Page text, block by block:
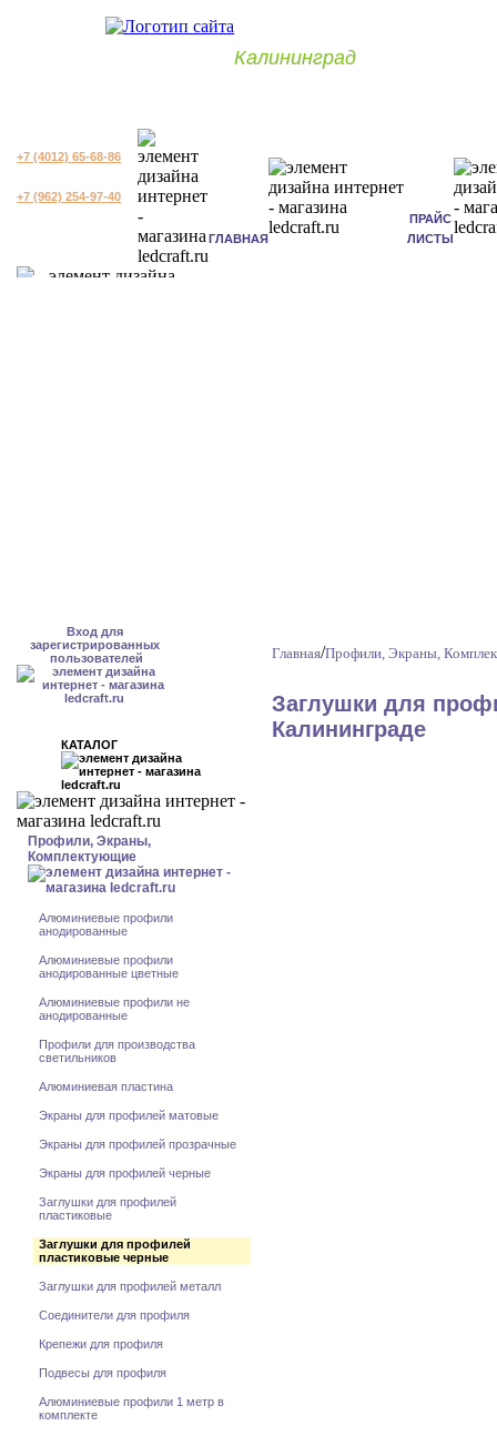
Калининград
+7 (4012) 65-68-86
+7 (962) 254-97-40
ГЛАВНАЯ
ПРАЙС
ЛИСТЫ
Вход для
зарегистрированных
пользователей
КАТАЛОГ
Профили, Экраны,
Комплектующие
Алюминиевые профили
анодированные
Алюминиевые профили
анодированные цветные
Алюминиевые профили не
анодированные
Профили для производства
светильников
Алюминиевая пластина
Экраны для профилей матовые
Экраны для профилей прозрачные
Экраны для профилей черные
Заглушки для профилей
пластиковые
Заглушки для профилей
пластиковые черные
Заглушки для профилей металл
Соединители для профиля
Крепежи для профиля
Подвесы для профиля
Алюминиевые профили 1 метр в
комплекте
Главная/Профили, Экраны,
Заглушки для
Калининграде